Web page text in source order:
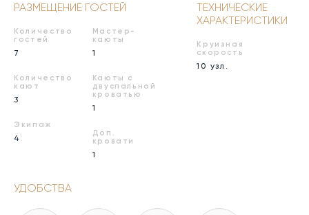
РАЗМЕЩЕНИЕ ГОСТЕЙ
Количество
гостей
7
Количество
кают
3
Экипаж
4
Мастер-
каюты
1
Каюты с
двуспальной
кроватью
1
Доп.
кровати
1
ТЕХНИЧЕСКИЕ
ХАРАКТЕРИСТИКИ
Круизная
скорость
10 узл.
УДОБСТВА